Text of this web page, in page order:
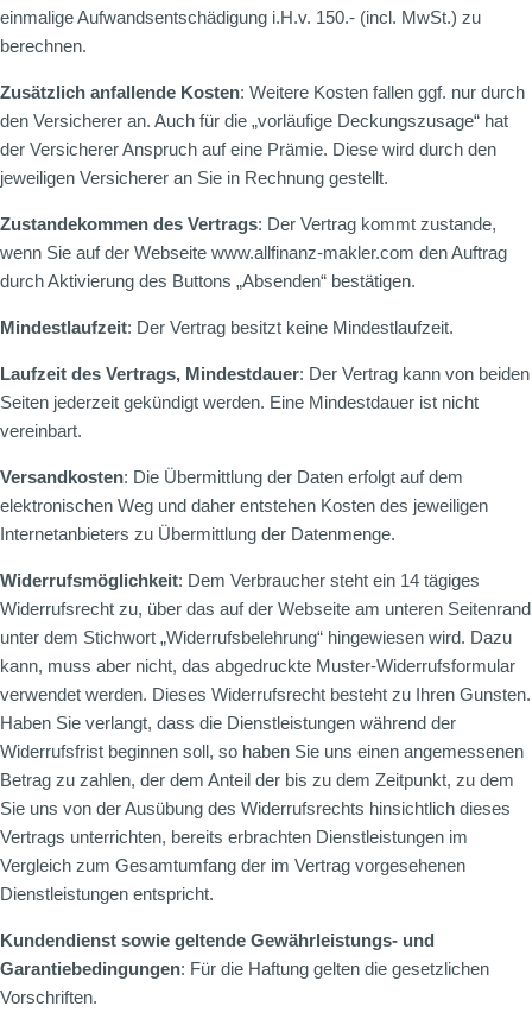
einmalige Aufwandsentschädigung i.H.v. 150.- (incl. MwSt.) zu
berechnen.
Zusätzlich anfallende Kosten: Weitere Kosten fallen ggf. nur durch
den Versicherer an. Auch für die „vorläufige Deckungszusage“ hat
der Versicherer Anspruch auf eine Prämie. Diese wird durch den
jeweiligen Versicherer an Sie in Rechnung gestellt.
Zustandekommen des Vertrags: Der Vertrag kommt zustande,
wenn Sie auf der Webseite www.allfinanz-makler.com den Auftrag
durch Aktivierung des Buttons „Absenden“ bestätigen.
Mindestlaufzeit: Der Vertrag besitzt keine Mindestlaufzeit.
Laufzeit des Vertrags, Mindestdauer: Der Vertrag kann von beiden
Seiten jederzeit gekündigt werden. Eine Mindestdauer ist nicht
vereinbart.
Versandkosten: Die Übermittlung der Daten erfolgt auf dem
elektronischen Weg und daher entstehen Kosten des jeweiligen
Internetanbieters zu Übermittlung der Datenmenge.
Widerrufsmöglichkeit: Dem Verbraucher steht ein 14 tägiges
Widerrufsrecht zu, über das auf der Webseite am unteren Seitenrand
unter dem Stichwort „Widerrufsbelehrung“ hingewiesen wird. Dazu
kann, muss aber nicht, das abgedruckte Muster-Widerrufsformular
verwendet werden. Dieses Widerrufsrecht besteht zu Ihren Gunsten.
Haben Sie verlangt, dass die Dienstleistungen während der
Widerrufsfrist beginnen soll, so haben Sie uns einen angemessenen
Betrag zu zahlen, der dem Anteil der bis zu dem Zeitpunkt, zu dem
Sie uns von der Ausübung des Widerrufsrechts hinsichtlich dieses
Vertrags unterrichten, bereits erbrachten Dienstleistungen im
Vergleich zum Gesamtumfang der im Vertrag vorgesehenen
Dienstleistungen entspricht.
Kundendienst sowie geltende Gewährleistungs- und
Garantiebedingungen: Für die Haftung gelten die gesetzlichen
Vorschriften.